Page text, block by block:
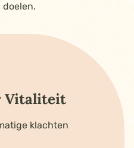
doelen.
Vitaliteit
klachten